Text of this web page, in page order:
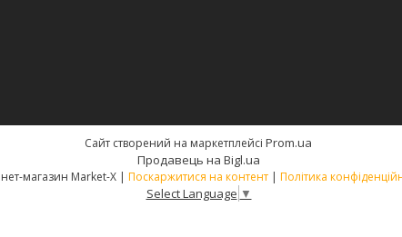
Сайт створений на маркетплейсі Prom.ua
Продавець на Bigl.ua
Інтернет-магазин Market-X | Поскаржитися на контент | Політика
Select Language ▼